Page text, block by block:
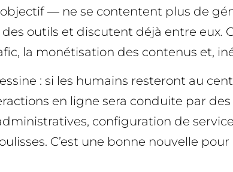
— ne se contentent plus de
outils et discutent déjà entre eux.
la monétisation des contenus et,
: si les humains resteront au
en ligne sera conduite par
configuration de
C’est une bonne nouvelle